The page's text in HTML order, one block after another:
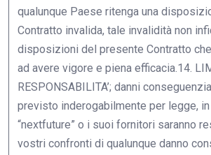
qualunque Paese ritenga una
Contratto invalida, tale invalidità non
disposizioni del presente Contratto
ad avere vigore e piena efficacia.14.
RESPONSABILITA’; danni
previsto inderogabilmente per legge,
“nextfuture” o i suoi fornitori saranno
vostri confronti di qualunque danno